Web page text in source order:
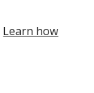
Learn how